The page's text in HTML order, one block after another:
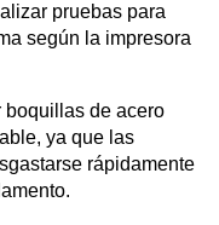
pruebas para
según la impresora
boquillas de acero
ya que las
rápidamente